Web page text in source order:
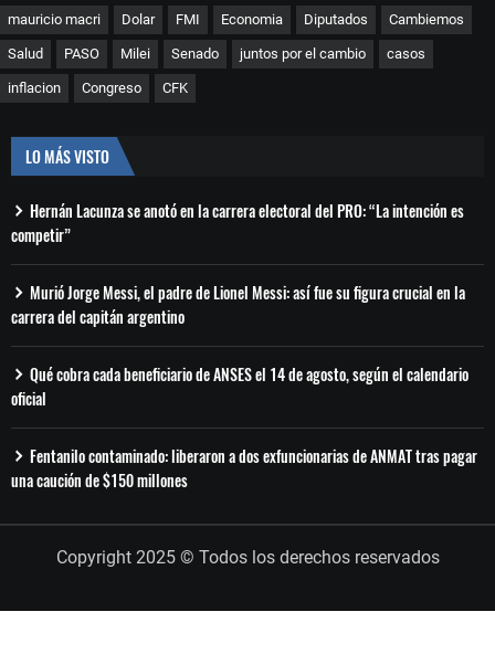
mauricio macri Dolar FMI Economia Diputados Cambiemos
Salud PASO Milei Senado juntos por el cambio casos
inflacion Congreso CFK
LO MÁS VISTO
Hernán Lacunza se anotó en la carrera electoral del PRO: “La intención es
competir”
Murió Jorge Messi, el padre de Lionel Messi: así fue su figura crucial en la
carrera del capitán argentino
Qué cobra cada beneficiario de ANSES el 14 de agosto, según el calendario
oficial
Fentanilo contaminado: liberaron a dos exfuncionarias de ANMAT tras pagar
una caución de $150 millones
Copyright 2025 © Todos los derechos reservados